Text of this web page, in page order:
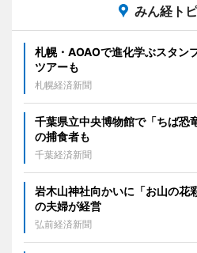
みん経ト
札幌・AOAOで進化学ぶスタ
ツアーも
札幌経済新聞
千葉県立中央博物館で「ちば
の捕食者も
千葉経済新聞
岩木山神社向かいに「お山の
の夫婦が経営
弘前経済新聞